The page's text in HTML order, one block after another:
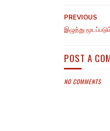
PREVIOUS
இழுத்து
POST A
NO COMMENTS